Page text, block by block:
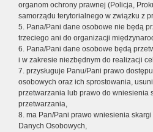
organom ochrony prawnej (Policja,
samorządu terytorialnego w związku z
5. Pana/Pani dane osobowe nie będą
trzeciego ani do organizacji
6. Pana/Pani dane osobowe będą
i w zakresie niezbędnym do realizacji
7. przysługuje Panu/Pani prawo
osobowych oraz ich sprostowania,
przetwarzania lub prawo do wniesienia
przetwarzania,
8. ma Pan/Pani prawo wniesienia
Danych Osobowych,